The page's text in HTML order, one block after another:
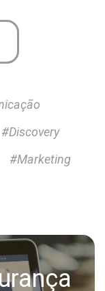
#Discovery
#Marketing